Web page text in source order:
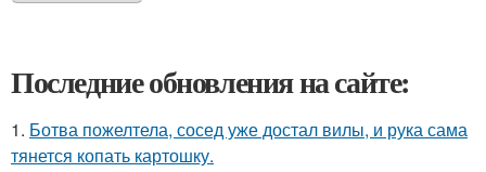
Последние обновления на сайте:
1. Ботва пожелтела, сосед уже достал вилы, и рука сама
тянется копать картошку.